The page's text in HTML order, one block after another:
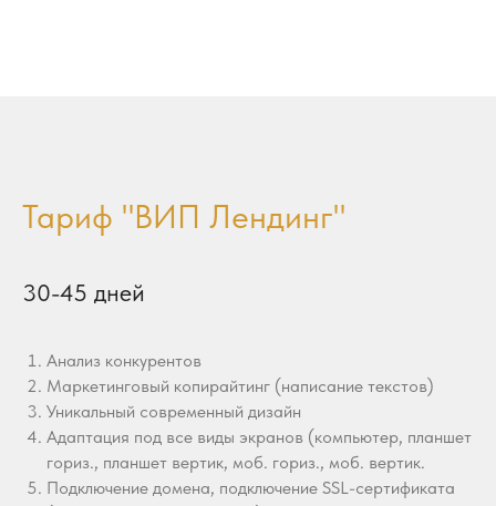
Тариф "ВИП Лендинг"
30-45 дней
Анализ конкурентов
Маркетинговый копирайтинг (написание текстов)
Уникальный современный дизайн
Адаптация под все виды экранов (компьютер, планшет
гориз., планшет вертик, моб. гориз., моб. вертик.
Подключение домена, подключение SSL-сертификата